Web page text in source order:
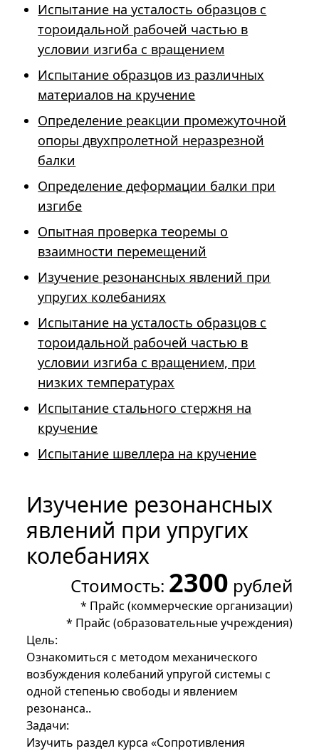
Испытание на усталость образцов с
тороидальной рабочей частью в
условии изгиба с вращением
Испытание образцов из различных
материалов на кручение
Определение реакции промежуточной
опоры двухпролетной неразрезной
балки
Определение деформации балки при
изгибе
Опытная проверка теоремы о
взаимности перемещений
Изучение резонансных явлений при
упругих колебаниях
Испытание на усталость образцов с
тороидальной рабочей частью в
условии изгиба с вращением, при
низких температурах
Испытание стального стержня на
кручение
Испытание швеллера на кручение
Изучение резонансных
явлений при упругих
колебаниях
Стоимость: 2300 рублей
* Прайс (коммерческие организации)
* Прайс (образовательные учреждения)
Цель:
Ознакомиться с методом механического
возбуждения колебаний упругой системы с
одной степенью свободы и явлением
резонанса..
Задачи:
Изучить раздел курса «Сопротивления